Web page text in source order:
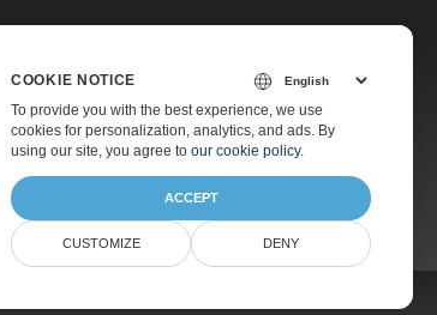
Harga
Dukungan Berbayar
Tentang
COOKIE NOTICE
To provide you with the best experience, we use
cookies for personalization, analytics, and ads. By
using our site, you agree to our cookie policy.
ACCEPT
CUSTOMIZE DENY